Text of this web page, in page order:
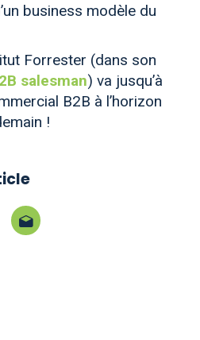
business modèle du
Forrester (dans son
salesman) va jusqu’à
B2B à l’horizon
!
sur Twitter
Partager par mail